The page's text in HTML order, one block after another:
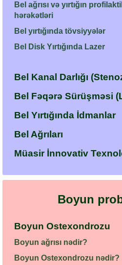
Bel ağrısı və yırtığın
hərəkətləri
Bel yırtığında tövsiyyələr
Bel Disk Yırtığında Lazer
Bel Kanal Darlığı
Bel Fəqərə Sürüşməsi
Bel Yırtığında İdmanlar
Bel Ağrıları
Müasir İnnovativ
Boyun
Boyun Ostexondrozu
Boyun ağrısı nədir?
Boyun Ostexondrozu nədir?